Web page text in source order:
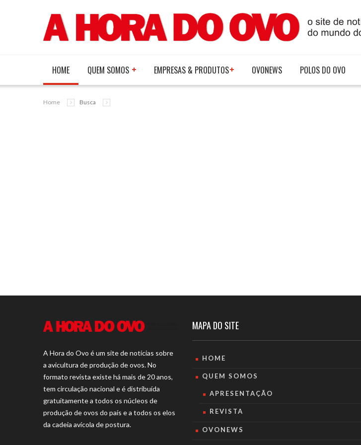
HOME QUEM SOMOS EMPRESAS & PRODUTOS OVONEWS POLOS DO OVO
Home Busca
A Hora do Ovo é um site de notícias sobre
a avicultura de produção de ovos. No
formato revista existe há mais de 20 anos,
tem circulação nacional e é distribuída
gratuitamente a todos os núcleos de
produção de ovos do país e a todos os elos
da cadeia avícola de postura.
MAPA DO SITE
HOME
QUEM SOMOS
APRESENTAÇÃO
REVISTA
OVONEWS